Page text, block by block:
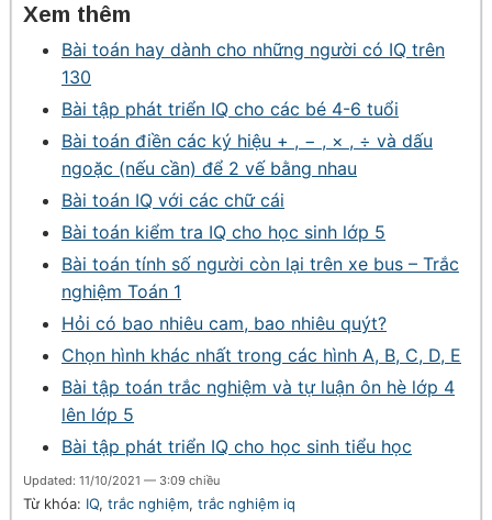
Xem thêm
Bài toán hay dành cho những người có IQ trên
130
Bài tập phát triển IQ cho các bé 4-6 tuổi
Bài toán điền các ký hiệu + , − , × , ÷ và dấu
ngoặc (nếu cần) để 2 vế bằng nhau
Bài toán IQ với các chữ cái
Bài toán kiểm tra IQ cho học sinh lớp 5
Bài toán tính số người còn lại trên xe bus – Trắc
nghiệm Toán 1
Hỏi có bao nhiêu cam, bao nhiêu quýt?
Chọn hình khác nhất trong các hình A, B, C, D, E
Bài tập toán trắc nghiệm và tự luận ôn hè lớp 4
lên lớp 5
Bài tập phát triển IQ cho học sinh tiểu học
Updated: 11/10/2021 — 3:09 chiều
Từ khóa: IQ, trắc nghiệm, trắc nghiệm iq